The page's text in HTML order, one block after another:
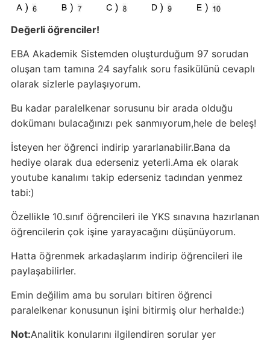
Değerli öğrenciler!
EBA Akademik Sistemden oluşturduğum 97 sorudan
oluşan tam tamına 24 sayfalık soru fasikülünü cevaplı
olarak sizlerle paylaşıyorum.
Bu kadar paralelkenar sorusunu bir arada olduğu
dokümanı bulacağınızı pek sanmıyorum,hele de beleş!
İsteyen her öğrenci indirip yararlanabilir.Bana da
hediye olarak dua ederseniz yeterli.Ama ek olarak
youtube kanalımı takip ederseniz tadından yenmez
tabi:)
Özellikle 10.sınıf öğrencileri ile YKS sınavına hazırlanan
öğrencilerin çok işine yarayacağını düşünüyorum.
Hatta öğrenmek arkadaşlarım indirip öğrencileri ile
paylaşabilirler.
Emin değilim ama bu soruları bitiren öğrenci
paralelkenar konusunun işini bitirmiş olur herhalde:)
Not:Analitik konularını ilgilendiren sorular yer